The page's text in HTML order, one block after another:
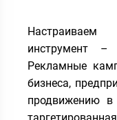
инструмент –
Рекламные
бизнеса,
продвижению в